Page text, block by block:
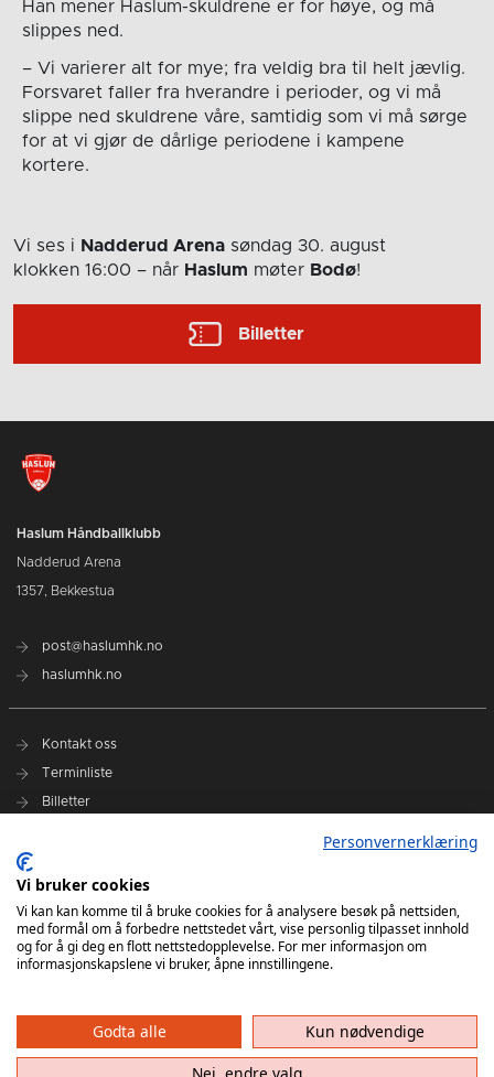
Han mener Haslum-skuldrene er for høye, og må
slippes ned.
– Vi varierer alt for mye; fra veldig bra til helt jævlig.
Forsvaret faller fra hverandre i perioder, og vi må
slippe ned skuldrene våre, samtidig som vi må sørge
for at vi gjør de dårlige periodene i kampene
kortere.
Vi ses i Nadderud Arena søndag 30. august
klokken 16:00 – når Haslum møter Bodø!
Billetter
Haslum Håndballklubb
Nadderud Arena
1357, Bekkestua
post@haslumhk.no
haslumhk.no
Kontakt oss
Terminliste
Billetter
Nyhetsarkiv
Personvernerklæring
Ansvarlig redaktør: Tore Solberg
Personvernerklæring
Vi bruker cookies
Vi kan kan komme til å bruke cookies for å analysere besøk på nettsiden,
med formål om å forbedre nettstedet vårt, vise personlig tilpasset innhold
og for å gi deg en flott nettstedopplevelse. For mer informasjon om
informasjonskapslene vi bruker, åpne innstillingene.
Godta alle
Kun nødvendige